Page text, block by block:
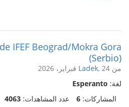
IFEF Beograd/Mokra Gora
(Serbio)
من Ladek, 24 فبراير، 2026
لغة: Esperanto
المشاركات: 6 عدد المشاهدات: 4063